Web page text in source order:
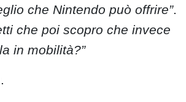
che Nintendo può offrire”.
che poi scopro che invece
in mobilità?”